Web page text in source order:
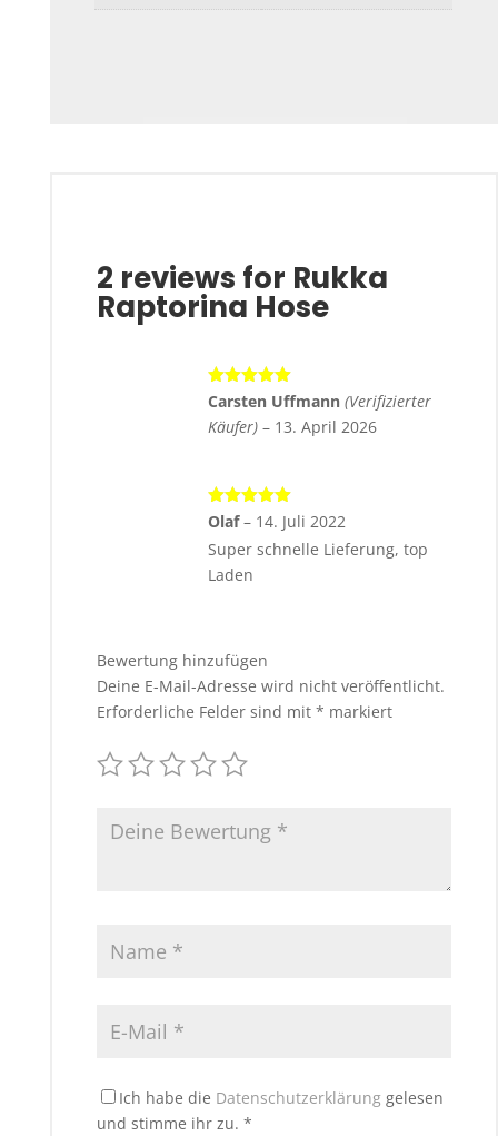
2 reviews for Rukka
Raptorina Hose
Bewertet
Carsten Uffmann (Verifizierter
Käufer) – 13. April 2026
Bewertet
von 5
Olaf– 14. Juli 2022
Super schnelle Lieferung, top
Laden
Bewertung hinzufügen
Deine E-Mail-Adresse wird nicht veröffentlicht.
Erforderliche Felder sind mit * markiert
Ich habe die Datenschutzerklärunggelesen
und stimme ihr zu. *